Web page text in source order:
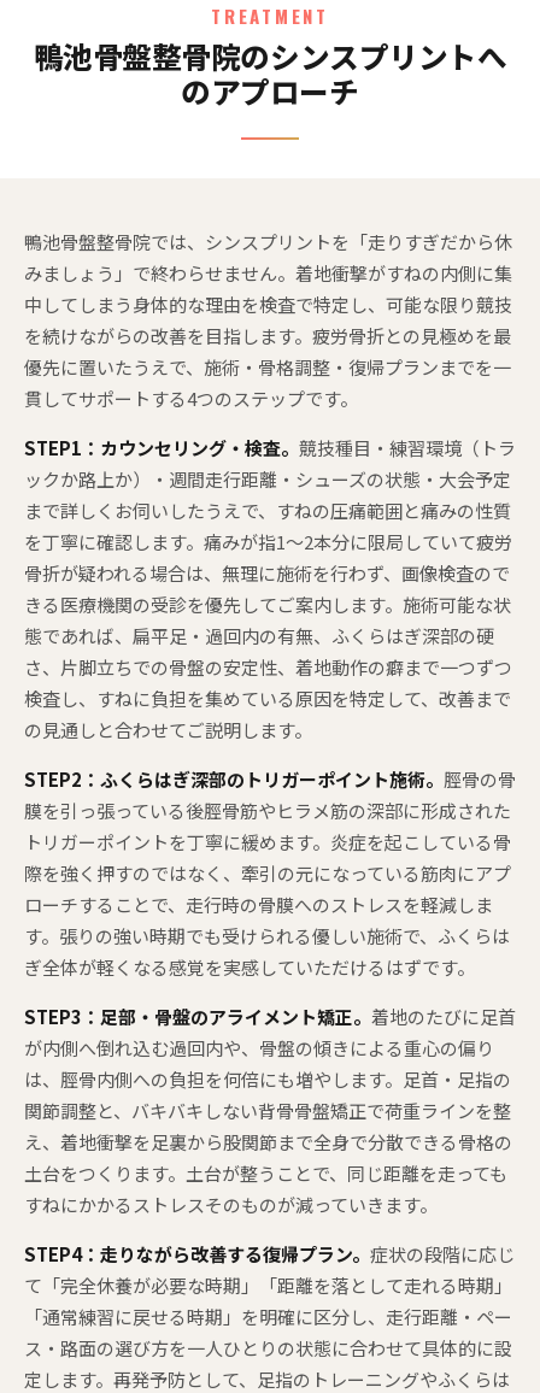
TREATMENT
鴨池骨盤整骨院のシンスプリントへ
のアプローチ
鴨池骨盤整骨院では、シンスプリントを「走りすぎだから休
みましょう」で終わらせません。着地衝撃がすねの内側に集
中してしまう身体的な理由を検査で特定し、可能な限り競技
を続けながらの改善を目指します。疲労骨折との見極めを最
優先に置いたうえで、施術・骨格調整・復帰プランまでを一
貫してサポートする4つのステップです。
STEP1：カウンセリング・検査。 競技種目・練習環境（トラ
ックか路上か）・週間走行距離・シューズの状態・大会予定
まで詳しくお伺いしたうえで、すねの圧痛範囲と痛みの性質
を丁寧に確認します。痛みが指1〜2本分に限局していて疲労
骨折が疑われる場合は、無理に施術を行わず、画像検査ので
きる医療機関の受診を優先してご案内します。施術可能な状
態であれば、扁平足・過回内の有無、ふくらはぎ深部の硬
さ、片脚立ちでの骨盤の安定性、着地動作の癖まで一つずつ
検査し、すねに負担を集めている原因を特定して、改善まで
の見通しと合わせてご説明します。
STEP2：ふくらはぎ深部のトリガーポイント施術。 脛骨の骨
膜を引っ張っている後脛骨筋やヒラメ筋の深部に形成された
トリガーポイントを丁寧に緩めます。炎症を起こしている骨
際を強く押すのではなく、牽引の元になっている筋肉にアプ
ローチすることで、走行時の骨膜へのストレスを軽減しま
す。張りの強い時期でも受けられる優しい施術で、ふくらは
ぎ全体が軽くなる感覚を実感していただけるはずです。
STEP3：足部・骨盤のアライメント矯正。 着地のたびに足首
が内側へ倒れ込む過回内や、骨盤の傾きによる重心の偏り
は、脛骨内側への負担を何倍にも増やします。足首・足指の
関節調整と、バキバキしない背骨骨盤矯正で荷重ラインを整
え、着地衝撃を足裏から股関節まで全身で分散できる骨格の
土台をつくります。土台が整うことで、同じ距離を走っても
すねにかかるストレスそのものが減っていきます。
STEP4：走りながら改善する復帰プラン。 症状の段階に応じ
て「完全休養が必要な時期」「距離を落として走れる時期」
「通常練習に戻せる時期」を明確に区分し、走行距離・ペー
ス・路面の選び方を一人ひとりの状態に合わせて具体的に設
定します。再発予防として、足指のトレーニングやふくらは